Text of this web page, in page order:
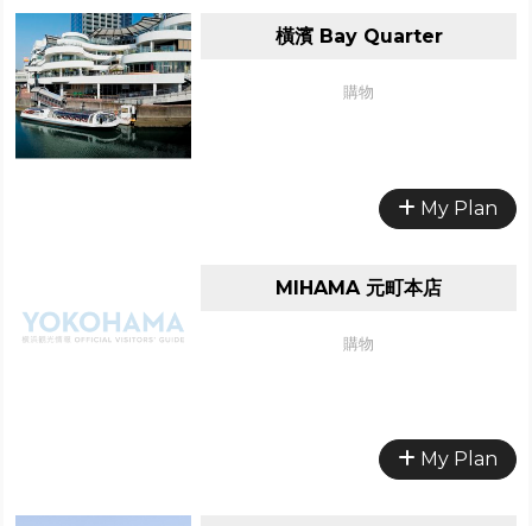
橫濱 Bay Quarter
購物
My Plan
MIHAMA 元町本店
購物
My Plan